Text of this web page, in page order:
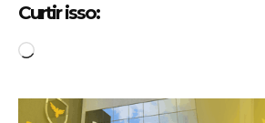
Curtir isso:
C
r